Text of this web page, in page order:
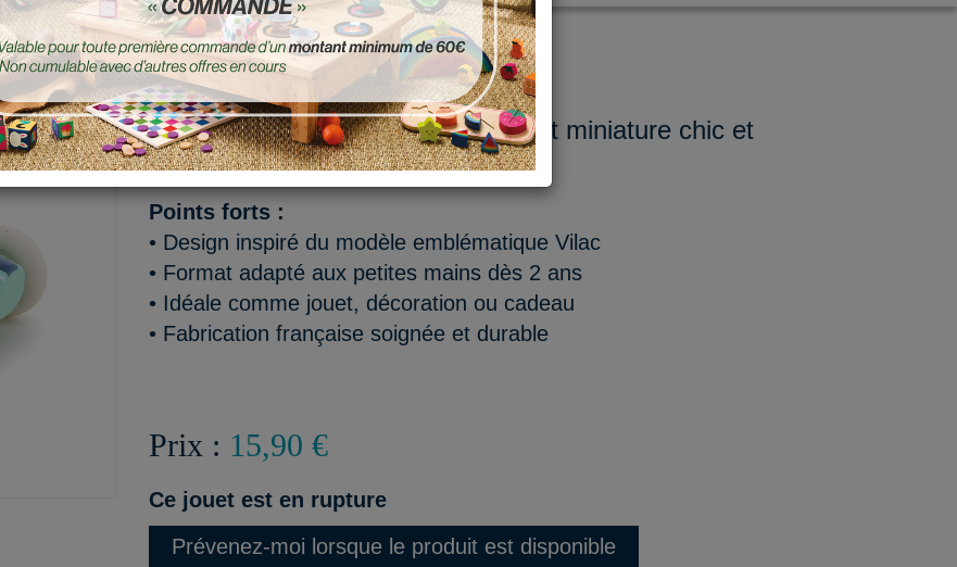
Réf. : 2302G
L’esprit de la course dans un format miniature chic et
coloré.
Points forts :
• Design inspiré du modèle emblématique Vilac
• Format adapté aux petites mains dès 2 ans
• Idéale comme jouet, décoration ou cadeau
• Fabrication française soignée et durable
Prix : 15,90 €
Ce jouet est en rupture
Prévenez-moi lorsque le produit est disponible